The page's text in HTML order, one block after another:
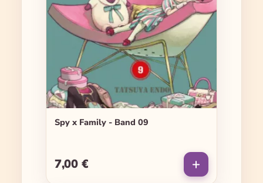
Spy x Family - Band 09
Regulärer Preis:
7,00 €